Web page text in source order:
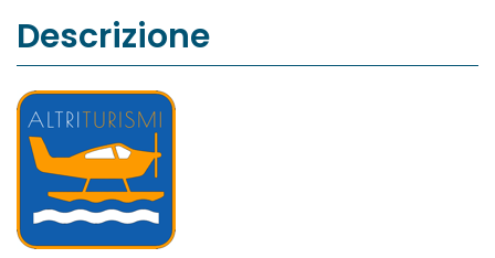
Descrizione